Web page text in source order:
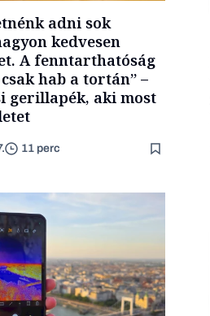
adni sok
kedvesen
A fenntarthatóság
hab a tortán” –
gerillapék, aki most
11 perc